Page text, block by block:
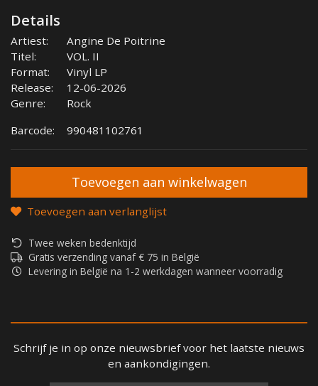
Details
Artiest:
Angine De Poitrine
Titel:
VOL. II
Format:
Vinyl LP
Release:
12-06-2026
Genre:
Rock
Barcode:
990481102761
Toevoegen aan verlanglijst
Twee weken bedenktijd
Gratis verzending vanaf € 75 in België
Levering in België na 1-2 werkdagen wanneer voorradig
Schrijf je in op onze nieuwsbrief voor het laatste nieuws
en aankondigingen.